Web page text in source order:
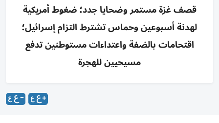
قصف غزة مستمر وضحايا جدد؛ ضغوط أمريكية
لهدنة أسبوعين وحماس تشترط التزام إسرائيل؛
اقتحامات بالضفة واعتداءات مستوطنين تدفع
مسيحيين للهجرة